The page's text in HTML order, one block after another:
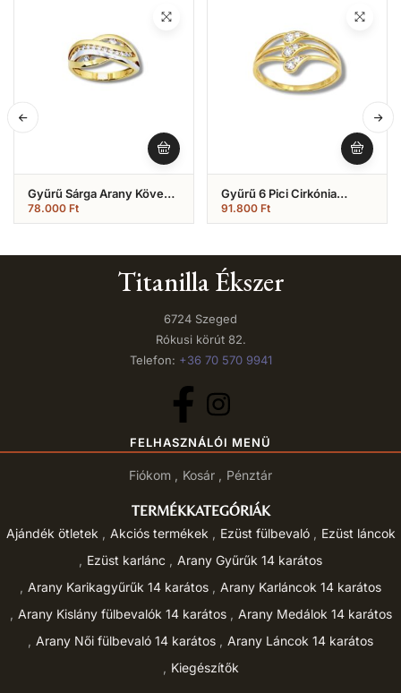
Gyűrű Sárga Arany Köves
Fazonú (Nr.3)
78.000 Ft
Gyűrű 6 Pici Cirkónia
Kövekkel (Nr.49)
91.800 Ft
Titanilla Ékszer
6724 Szeged
Rókusi körút 82.
Telefon: +36 70 570 9941
FELHASZNÁLÓI MENÜ
Fiókom Kosár Pénztár
TERMÉKKATEGÓRIÁK
Ajándék ötletek Akciós termékek Ezüst fülbevaló
Ezüst láncok
Ezüst karlánc
Arany Gyűrűk 14 karátos
Arany Karikagyűrűk 14 karátos
Arany Karláncok 14 karátos
Arany Kislány fülbevalók 14 karátos
Arany Medálok 14 karátos
Arany Női fülbevaló 14 karátos
Arany Láncok 14 karátos
Kiegészítők